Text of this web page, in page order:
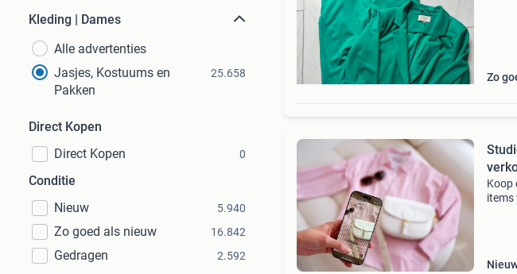
Kleding | Dames
Alle advertenties
Jasjes, Kostuums en
Pakken
25.658
Direct Kopen
Direct Kopen
0
Conditie
Nieuw
5.940
Zo goed als nieuw 16.842
Gedragen 2.592
Zo
Koop
items